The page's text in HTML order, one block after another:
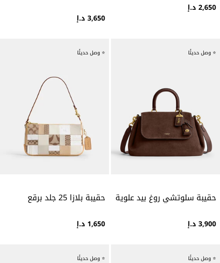
2,650 د.إ
3,650 د.إ
⭐ وصل حديثًا
حقيبة سلوتشي روغ بيد علوية
3,900 د.إ
⭐ وصل حديثًا
حقيبة بلازا 25 جلد برقع
1,650 د.إ
⭐ وصل حديثًا ⭐ وصل حديثًا